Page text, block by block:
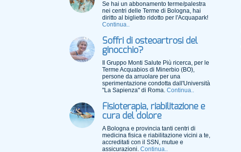
Se hai un abbonamento terme/palestra
nei centri delle Terme di Bologna, hai
diritto al biglietto ridotto per l'Acquapark!
Continua..
Soffri di osteoartrosi del
ginocchio?
Il Gruppo Monti Salute Più ricerca, per le
Terme Acquabios di Minerbio (BO),
persone da arruolare per una
sperimentazione condotta dall'Università
"La Sapienza" di Roma. Continua..
Fisioterapia, riabilitazione e
cura del dolore
A Bologna e provincia tanti centri di
medicina fisica e riabilitazione vicini a te,
accreditati con il SSN, mutue e
assicurazioni. Continua..